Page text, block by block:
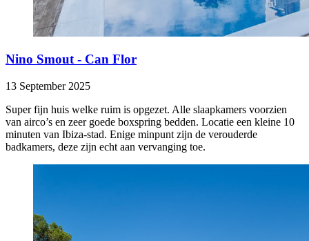
Nino Smout - Can Flor
13 September 2025
Super fijn huis welke ruim is opgezet. Alle slaapkamers voorzien
van airco’s en zeer goede boxspring bedden. Locatie een kleine 10
minuten van Ibiza-stad. Enige minpunt zijn de verouderde
badkamers, deze zijn echt aan vervanging toe.